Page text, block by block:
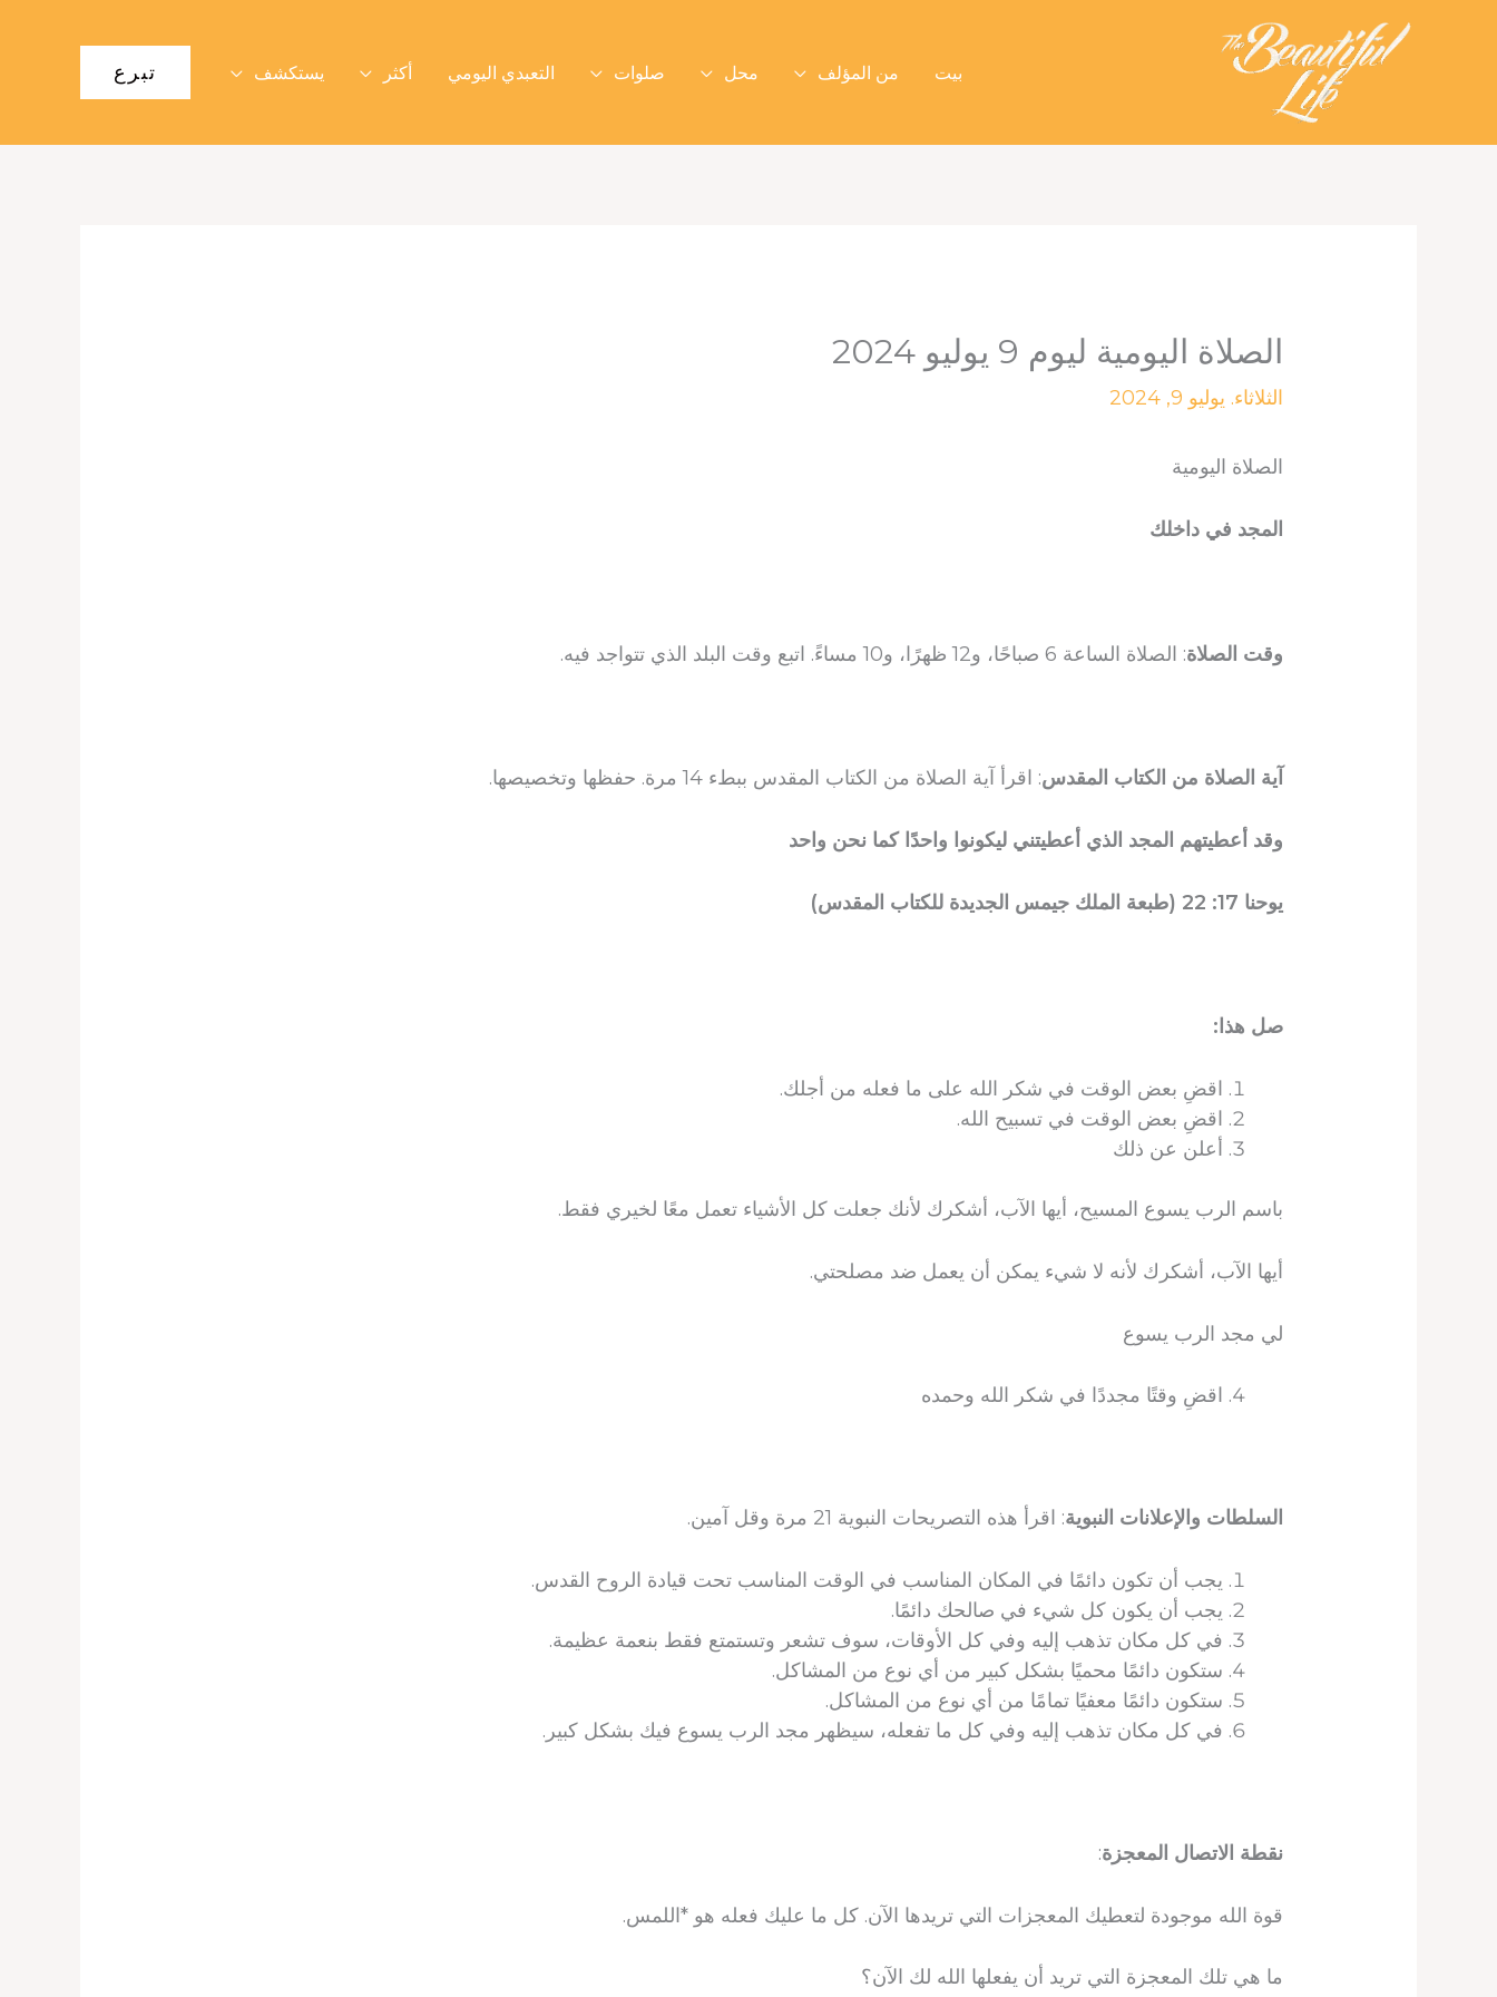
بيت من المؤلف محل صلوات التعبدي اليومي أكثر يستكشف تبرع
الصلاة اليومية ليوم 9 يوليو 2024
الثلاثاء. يوليو 9, 2024
الصلاة اليومية
المجد في داخلك
وقت الصلاة: الصلاة الساعة 6 صباحًا، و12 ظهرًا، و10 مساءً. اتبع وقت البلد الذي تتواجد فيه.
آية الصلاة من الكتاب المقدس: اقرأ آية الصلاة من الكتاب المقدس ببطء 14 مرة. حفظها وتخصيصها.
وقد أعطيتهم المجد الذي أعطيتني ليكونوا واحدًا كما نحن واحد
يوحنا 17: 22 (طبعة الملك جيمس الجديدة للكتاب المقدس)
صل هذا:
اقضِ بعض الوقت في شكر الله على ما فعله من أجلك.
اقضِ بعض الوقت في تسبيح الله.
أعلن عن ذلك
باسم الرب يسوع المسيح، أيها الآب، أشكرك لأنك جعلت كل الأشياء تعمل معًا لخيري فقط.
أيها الآب، أشكرك لأنه لا شيء يمكن أن يعمل ضد مصلحتي.
لي مجد الرب يسوع
اقضِ وقتًا مجددًا في شكر الله وحمده
السلطات والإعلانات النبوية: اقرأ هذه التصريحات النبوية 21 مرة وقل آمين.
يجب أن تكون دائمًا في المكان المناسب في الوقت المناسب تحت قيادة الروح القدس.
يجب أن يكون كل شيء في صالحك دائمًا.
في كل مكان تذهب إليه وفي كل الأوقات، سوف تشعر وتستمتع فقط بنعمة عظيمة.
ستكون دائمًا محميًا بشكل كبير من أي نوع من المشاكل.
ستكون دائمًا معفيًا تمامًا من أي نوع من المشاكل.
في كل مكان تذهب إليه وفي كل ما تفعله، سيظهر مجد الرب يسوع فيك بشكل كبير.
نقطة الاتصال المعجزة:
قوة الله موجودة لتعطيك المعجزات التي تريدها الآن. كل ما عليك فعله هو *اللمس.
ما هي تلك المعجزة التي تريد أن يفعلها الله لك الآن؟